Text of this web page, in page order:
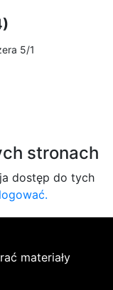
5/1
stronach
dostęp do tych
materiały